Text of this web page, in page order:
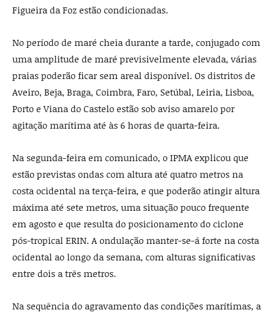
Figueira da Foz estão condicionadas.
No período de maré cheia durante a tarde, conjugado com
uma amplitude de maré previsivelmente elevada, várias
praias poderão ficar sem areal disponível. Os distritos de
Aveiro, Beja, Braga, Coimbra, Faro, Setúbal, Leiria, Lisboa,
Porto e Viana do Castelo estão sob aviso amarelo por
agitação marítima até às 6 horas de quarta-feira.
Na segunda-feira em comunicado, o IPMA explicou que
estão previstas ondas com altura até quatro metros na
costa ocidental na terça-feira, e que poderão atingir altura
máxima até sete metros, uma situação pouco frequente
em agosto e que resulta do posicionamento do ciclone
pós-tropical ERIN. A ondulação manter-se-á forte na costa
ocidental ao longo da semana, com alturas significativas
entre dois a três metros.
Na sequência do agravamento das condições marítimas, a